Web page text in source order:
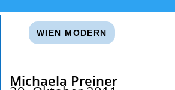
WIEN MODERN
Michaela Preiner